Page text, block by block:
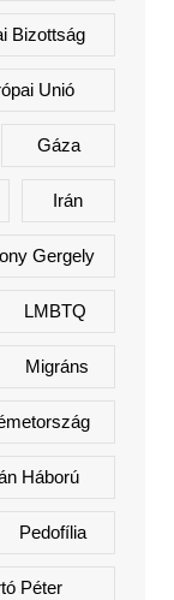
Bizottság
Unió
Gáza
Irán
Gergely
LMBTQ
Migráns
Háború
Pedofília
Péter